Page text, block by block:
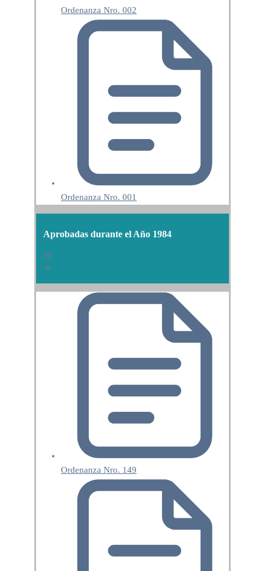
Ordenanza Nro. 002
Ordenanza Nro. 001
Aprobadas durante el Año 1984
66
Ordenanza Nro. 149